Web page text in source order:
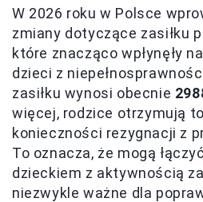
W 2026 roku w Polsce
zmiany dotyczące zasiłku
które znacząco wpłynęły
dzieci z
zasiłku wynosi obecnie
więcej, rodzice otrzymują
konieczności rezygnacji z
To oznacza, że mogą
dzieckiem z aktywnością
niezwykle ważne dla